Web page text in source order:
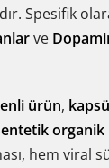
Spesifik
ve
ürün,
organik
hem